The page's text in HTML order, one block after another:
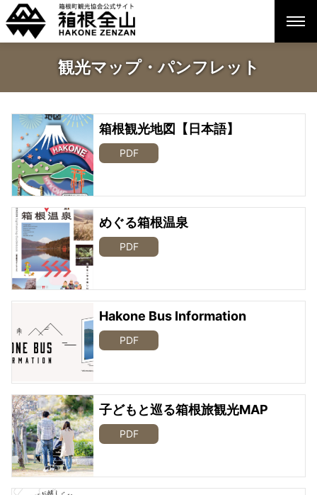
観光マップ・パンフレット
箱根観光地図【日本語】
PDF
めぐる箱根温泉
PDF
Hakone Bus Information
PDF
子どもと巡る箱根旅観光MAP
PDF